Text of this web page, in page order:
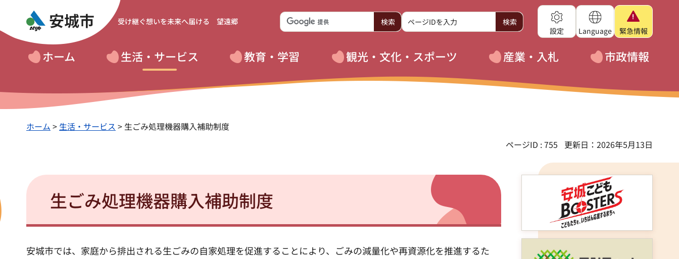
受け継ぐ想いを未来へ届ける 望遠郷
設定
Language 緊急情報
ホーム 生活・サービス 教育・学習 観光・文化・スポーツ 産業・入札 市政情報
ホーム > 生活・サービス > 生ごみ処理機器購入補助制度
ページID : 755
更新日：2026年5月13日
生ごみ処理機器購入補助制度
安城市では、家庭から排出される生ごみの自家処理を促進することにより、ごみの減量化や再資源化を推進するた